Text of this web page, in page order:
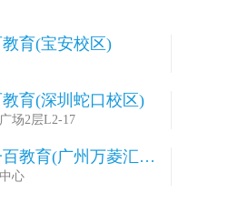
育(宝安校区)
育(深圳蛇口校区)
场2层L2-17
教育(广州万菱汇校
心